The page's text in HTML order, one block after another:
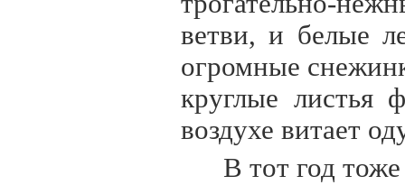
ветви, и белые
огромные
круглые листья
воздухе витает
В тот год